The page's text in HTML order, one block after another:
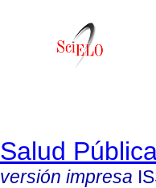
Salud
versión impresa